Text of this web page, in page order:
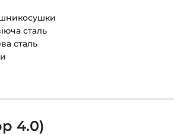
сталь
сталь
4.0)